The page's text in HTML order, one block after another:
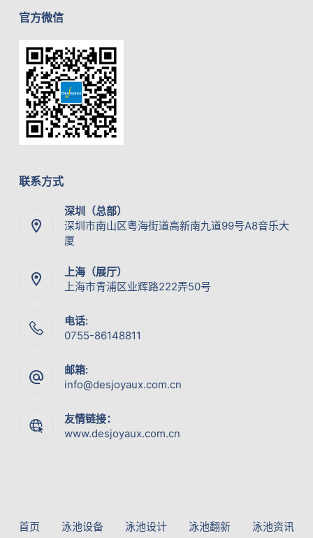
官方微信
联系方式
深圳（总部）
深圳市南山区粤海街道高新南九道99号A8音乐大
厦
上海（展厅）
上海市青浦区业辉路222弄50号
电话:
0755-86148811
邮箱:
info@desjoyaux.com.cn
友情链接：
www.desjoyaux.com.cn
首页 泳池设备 泳池设计 泳池翻新 泳池资讯